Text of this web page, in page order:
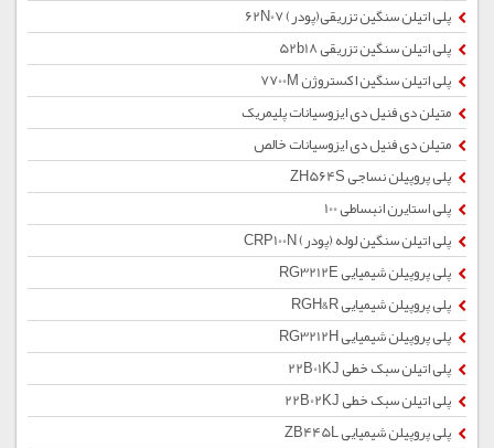
پلی اتیلن سنگین تزریقی(پودر) 62N07
پلی اتیلن سنگین تزریقی 52b18
پلی اتیلن سنگین اکستروژن 7700M
متیلن دی فنیل دی ایزوسیانات پلیمریک
متیلن دی فنیل دی ایزوسیانات خالص
پلی پروپیلن نساجی ZH564S
پلی استایرن انبساطی 100
پلی اتیلن سنگین لوله (پودر) CRP100N
پلی پروپیلن شیمیایی RG3212E
پلی پروپیلن شیمیایی RGH&R
پلی پروپیلن شیمیایی RG3212H
پلی اتیلن سبک خطی 22B01KJ
پلی اتیلن سبک خطی 22B02KJ
پلی پروپیلن شیمیایی ZB445L